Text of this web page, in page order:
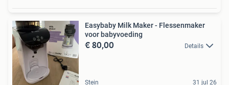
Easybaby Milk Maker - Flessenmaker
voor babyvoeding
€ 80,00 Details
Stein 31 jul 26